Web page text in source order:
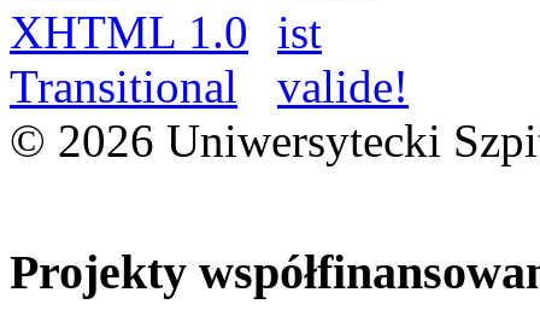
© 2026 Uniwersytecki
Projekty